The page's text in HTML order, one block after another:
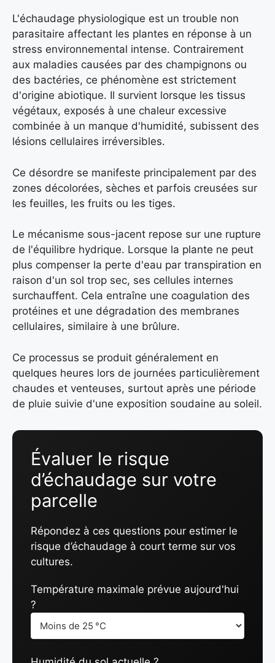
L'échaudage physiologique est un trouble non
parasitaire affectant les plantes en réponse à un
stress environnemental intense. Contrairement
aux maladies causées par des champignons ou
des bactéries, ce phénomène est strictement
d'origine abiotique. Il survient lorsque les tissus
végétaux, exposés à une chaleur excessive
combinée à un manque d'humidité, subissent des
lésions cellulaires irréversibles.
Ce désordre se manifeste principalement par des
zones décolorées, sèches et parfois creusées sur
les feuilles, les fruits ou les tiges.
Le mécanisme sous-jacent repose sur une rupture
de l'équilibre hydrique. Lorsque la plante ne peut
plus compenser la perte d'eau par transpiration en
raison d'un sol trop sec, ses cellules internes
surchauffent. Cela entraîne une coagulation des
protéines et une dégradation des membranes
cellulaires, similaire à une brûlure.
Ce processus se produit généralement en
quelques heures lors de journées particulièrement
chaudes et venteuses, surtout après une période
de pluie suivie d'une exposition soudaine au soleil.
Évaluer le risque
d’échaudage sur votre
parcelle
Répondez à ces questions pour estimer le
risque d’échaudage à court terme sur vos
cultures.
Température maximale prévue aujourd'hui
?